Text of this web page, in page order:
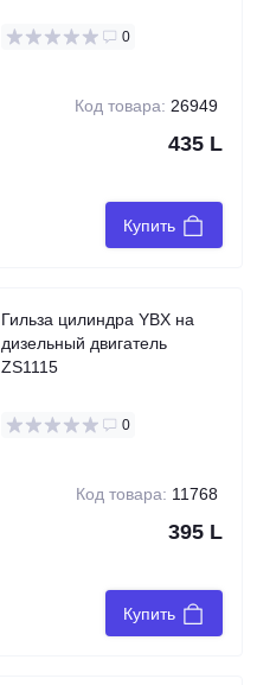
0
Код товара: 26949
435 L
Купить
Гильза цилиндра YBX на
дизельный двигатель
ZS1115
0
Код товара: 11768
395 L
Купить